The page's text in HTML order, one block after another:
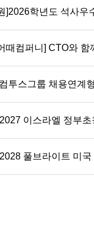
]2026학년도 석사우
때컴퍼니] CTO와
투스그룹 채용연계
이스라엘 정부초
풀브라이트 미